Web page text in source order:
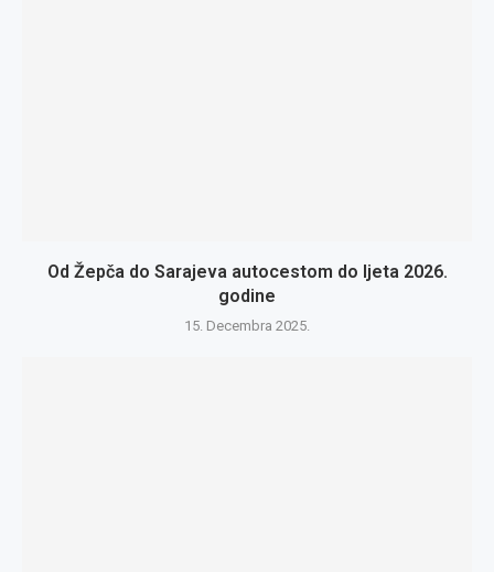
Od Žepča do Sarajeva autocestom do ljeta 2026.
godine
15. Decembra 2025.